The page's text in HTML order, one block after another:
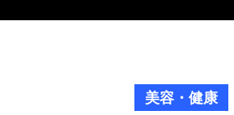
美容・健康